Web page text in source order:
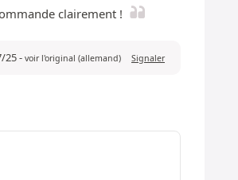
clairement !
25- voir l'original (allemand) Signaler